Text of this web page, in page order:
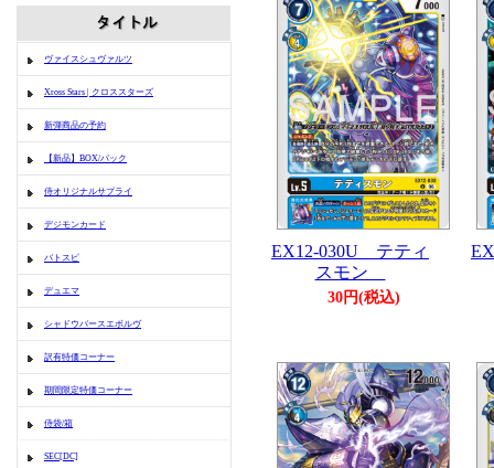
ヴァイスシュヴァルツ
Xross Stars | クロススターズ
新弾商品の予約
【新品】BOX/パック
侍オリジナルサプライ
デジモンカード
バトスピ
デュエマ
シャドウバースエボルヴ
訳有特価コーナー
期間限定特価コーナー
侍袋/箱
SEC[DC]
EX12-030U テティ
スモン
30円(税込)